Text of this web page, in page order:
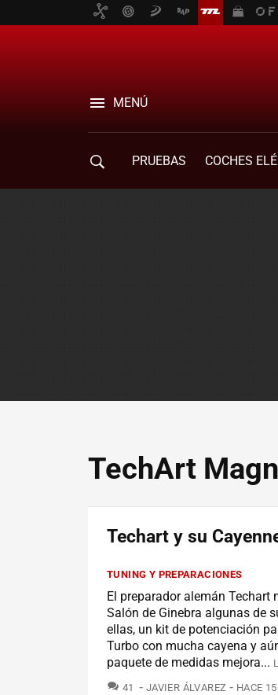
MENÚ
PRUEBAS COCHES
TechArt
Techart y su
TUNING Y PREPARACIONES
El preparador alemán Techart
Salón de Ginebra algunas de
ellas, un kit de potenciación
Turbo con mucha cayena y
paquete de medidas mejora...
41 COMENTARIOS
JAVIER ÁLVAREZ HACE